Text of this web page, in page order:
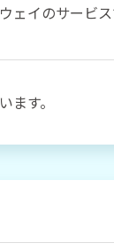
イのサービ
す。